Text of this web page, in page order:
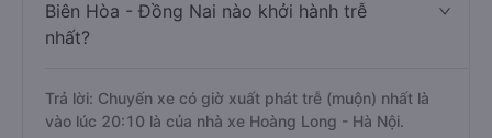
Biên Hòa - Đồng Nai nào khởi hành trễ
nhất?
Trả lời: Chuyến xe có giờ xuất phát trễ (muộn) nhất là
vào lúc 20:10 là của nhà xe Hoàng Long - Hà Nội.